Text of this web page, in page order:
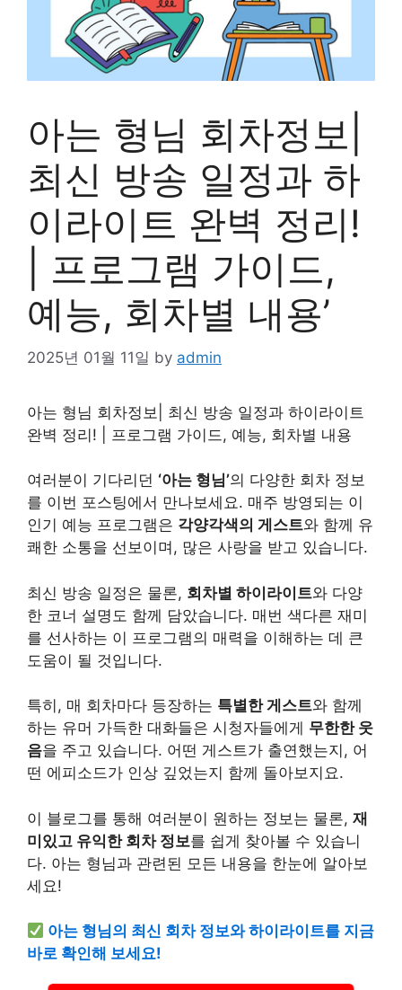
아는 형님 회차정보|
최신 방송 일정과 하
이라이트 완벽 정리!
| 프로그램 가이드,
예능, 회차별 내용’
2025년 01월 11일 by admin
아는 형님 회차정보| 최신 방송 일정과 하이라이트
완벽 정리! | 프로그램 가이드, 예능, 회차별 내용
여러분이 기다리던 ‘아는 형님’의 다양한 회차 정보
를 이번 포스팅에서 만나보세요. 매주 방영되는 이
인기 예능 프로그램은 각양각색의 게스트와 함께 유
쾌한 소통을 선보이며, 많은 사랑을 받고 있습니다.
최신 방송 일정은 물론, 회차별 하이라이트와 다양
한 코너 설명도 함께 담았습니다. 매번 색다른 재미
를 선사하는 이 프로그램의 매력을 이해하는 데 큰
도움이 될 것입니다.
특히, 매 회차마다 등장하는 특별한 게스트와 함께
하는 유머 가득한 대화들은 시청자들에게 무한한 웃
음을 주고 있습니다. 어떤 게스트가 출연했는지, 어
떤 에피소드가 인상 깊었는지 함께 돌아보지요.
이 블로그를 통해 여러분이 원하는 정보는 물론, 재
미있고 유익한 회차 정보를 쉽게 찾아볼 수 있습니
다. 아는 형님과 관련된 모든 내용을 한눈에 알아보
세요!
아는 형님의 최신 회차 정보와 하이라이트를 지금
바로 확인해 보세요!